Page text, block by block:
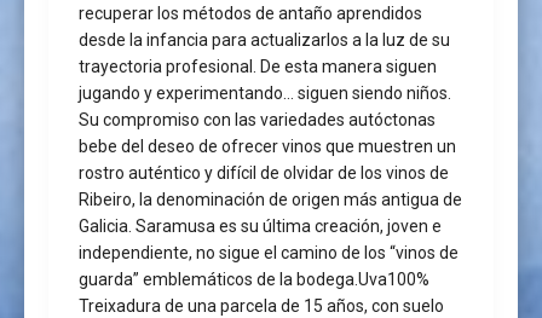
recuperar los métodos de antaño aprendidos
desde la infancia para actualizarlos a la luz de su
trayectoria profesional. De esta manera siguen
jugando y experimentando… siguen siendo niños.
Su compromiso con las variedades autóctonas
bebe del deseo de ofrecer vinos que muestren un
rostro auténtico y difícil de olvidar de los vinos de
Ribeiro, la denominación de origen más antigua de
Galicia. Saramusa es su última creación, joven e
independiente, no sigue el camino de los “vinos de
guarda” emblemáticos de la bodega.Uva100%
Treixadura de una parcela de 15 años, con suelo